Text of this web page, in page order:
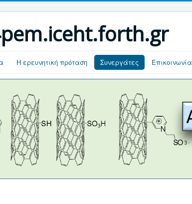
Η ερευνητική πρόταση Συνεργάτες Επικοινωνία